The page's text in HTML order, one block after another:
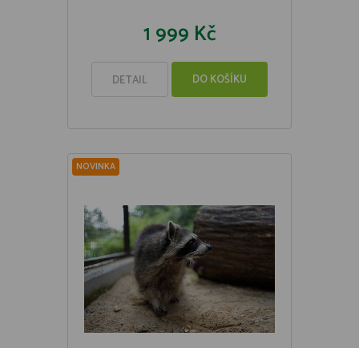
1 999 Kč
DETAIL DO KOŠÍKU
NOVINKA